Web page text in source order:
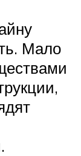
Мало